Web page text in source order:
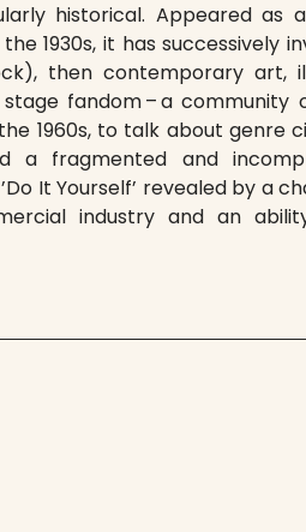
historical. Appeared as
1930s, it has successively
then contemporary art,
fandom – a community
1960s, to talk about genre
a fragmented and
It Yourself’ revealed by a
industry and an